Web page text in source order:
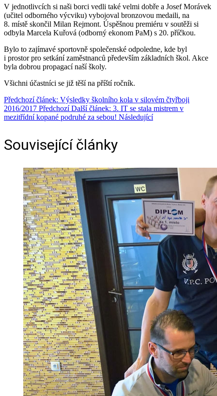
V jednotlivcích si naši borci vedli také velmi dobře a Josef Morávek
(učitel odborného výcviku) vybojoval bronzovou medaili, na
8. místě skončil Milan Rejmont. Úspěšnou premiéru v soutěži si
odbyla Marcela Kuřová (odborný ekonom PaM) s 20. příčkou.
Bylo to zajímavé sportovně společenské odpoledne, kde byl
i prostor pro setkání zaměstnanců především základních škol. Akce
byla dobrou propagací naší školy.
Všichni účastníci se již těší na příští ročník.
Předchozí článek: Výsledky školního kola v silovém čtyřboji
2016/2017 Předchozí Další článek: 3. IT se stala mistrem v
mezitřídní kopané podruhé za sebou! Následující
Související články